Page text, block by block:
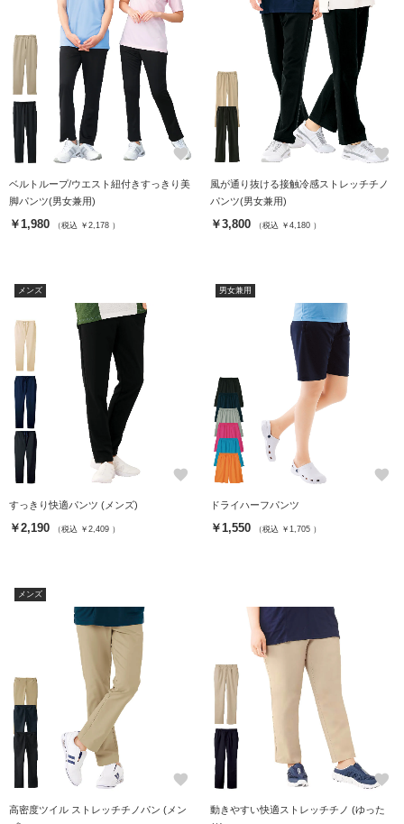
favorite
ベルトループ/ウエスト紐付きすっきり美
脚パンツ(男女兼用)
￥1,980 （税込 ￥2,178 ）
favorite
風が通り抜ける接触冷感ストレッチチノ
パンツ(男女兼用)
￥3,800 （税込 ￥4,180 ）
メンズ
favorite
すっきり快適パンツ (メンズ)
￥2,190 （税込 ￥2,409 ）
男女兼用
favorite
ドライハーフパンツ
￥1,550 （税込 ￥1,705 ）
メンズ
favorite
高密度ツイル ストレッチチノパン (メン
favorite
動きやすい快適ストレッチチノ (ゆった